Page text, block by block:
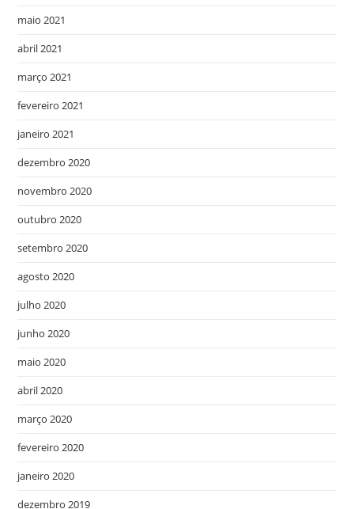
maio 2021
abril 2021
março 2021
fevereiro 2021
janeiro 2021
dezembro 2020
novembro 2020
outubro 2020
setembro 2020
agosto 2020
julho 2020
junho 2020
maio 2020
abril 2020
março 2020
fevereiro 2020
janeiro 2020
dezembro 2019